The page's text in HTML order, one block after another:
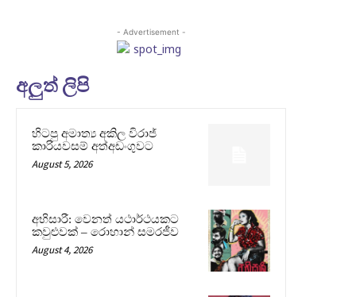
- Advertisement -
අලුත් ලිපි
හිටපු අමාත්‍ය අකිල විරාජ්
කාරියවසම් අත්අඩංගුවට
August 5, 2026
අභිසාරී: වෙනත් යථාර්ථයකට
කවුළුවක් – රොහාන් සමරජීව
August 4, 2026